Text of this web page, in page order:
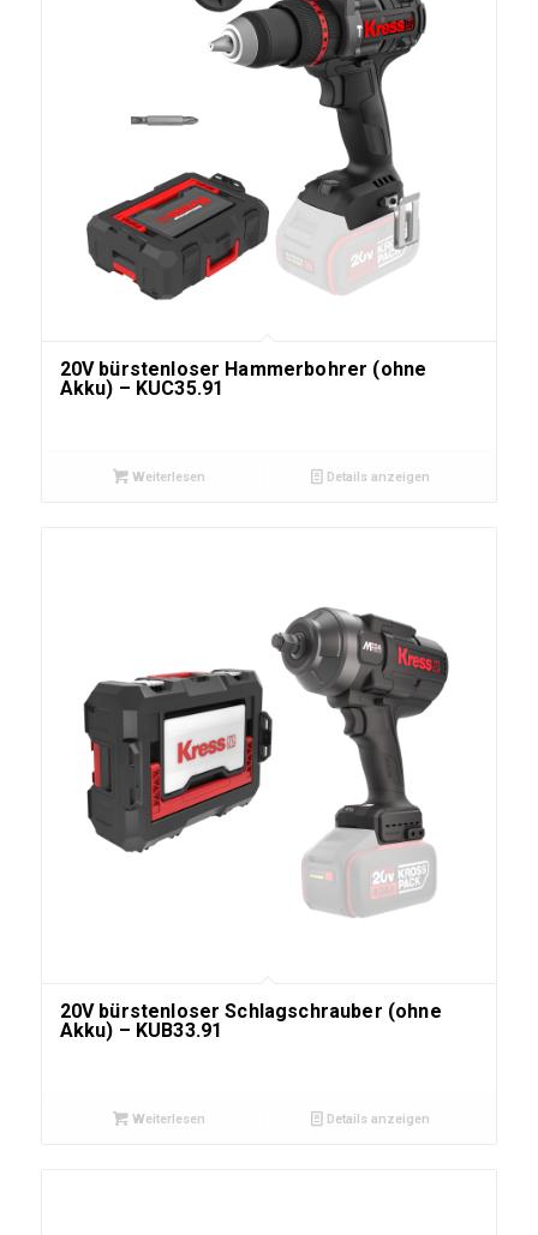
20V bürstenloser Hammerbohrer (ohne
Akku) – KUC35.91
Weiterlesen Details anzeigen
20V bürstenloser Schlagschrauber (ohne
Akku) – KUB33.91
Weiterlesen Details anzeigen